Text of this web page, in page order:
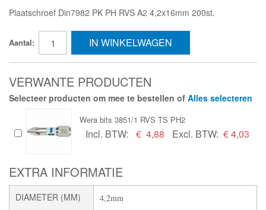
Plaatschroef Din7982 PK PH RVS A2 4,2x16mm 200st.
Aantal: IN WINKELWAGEN
VERWANTE PRODUCTEN
Selecteer producten om mee te bestellen of Alles selecteren
Wera bits 3851/1 RVS TS PH2
Incl. BTW: € 4,88 Excl. BTW: € 4,03
EXTRA INFORMATIE
DIAMETER (MM) 4,2mm